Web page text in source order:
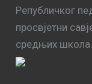
Републичког
просвјетни
средњих школа.